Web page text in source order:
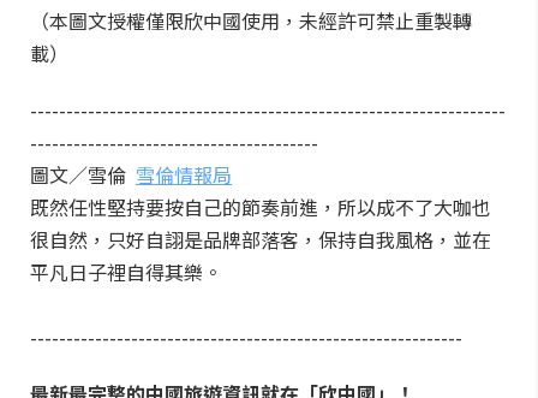
（本圖文授權僅限欣中國使用，未經許可禁止重製轉
載）
------------------------------------------------------------------
----------------------------------------
圖文／雪倫 雪倫情報局
既然任性堅持要按自己的節奏前進，所以成不了大咖也
很自然，只好自詡是品牌部落客，保持自我風格，並在
平凡日子裡自得其樂。
------------------------------------------------------------